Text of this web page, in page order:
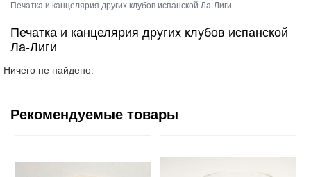
Печатка и канцелярия других клубов испанской Ла-Лиги
Печатка и канцелярия других клубов испанской
Ла-Лиги
Ничего не найдено.
Рекомендуемые товары